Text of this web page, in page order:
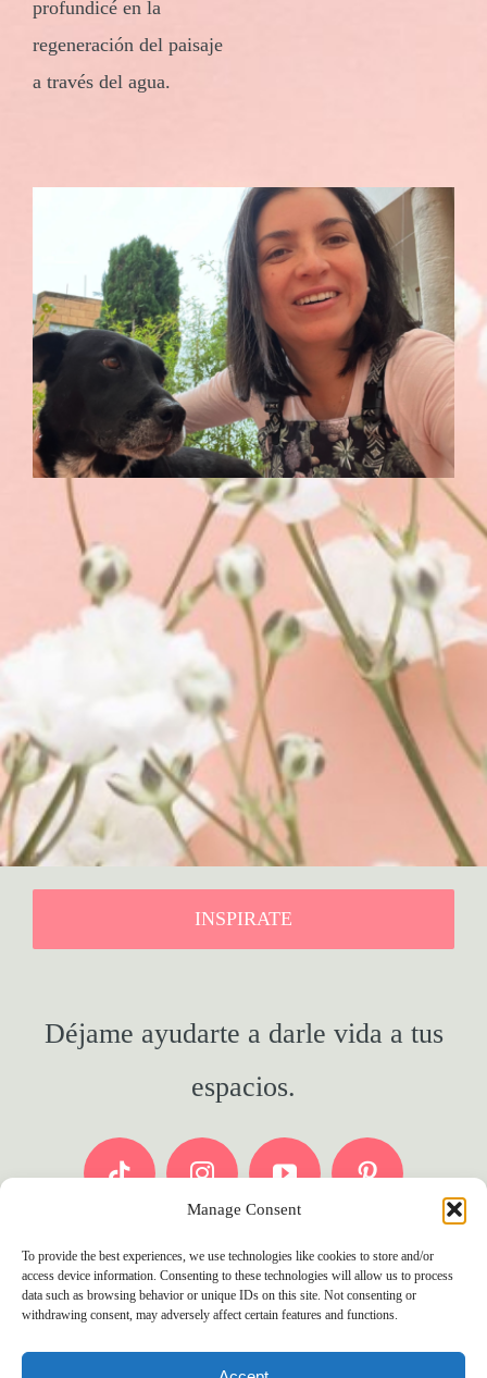
Manage Consent
To provide the best experiences, we use technologies like cookies to store and/or
access device information. Consenting to these technologies will allow us to process
data such as browsing behavior or unique IDs on this site. Not consenting or
withdrawing consent, may adversely affect certain features and functions.
profundicé en la
regeneración del paisaje
a través del agua.
INSPIRATE
Déjame ayudarte a darle vida a tus
espacios.